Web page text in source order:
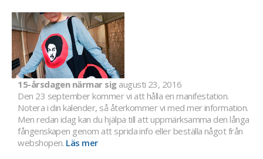
15-årsdagen närmar sig augusti 23, 2016
Den 23 september kommer vi att hålla en manifestation.
Notera i din kalender, så återkommer vi med mer information.
Men redan idag kan du hjälpa till att uppmärksamma den långa
fångenskapen genom att sprida info eller beställa något från
webshopen. Läs mer